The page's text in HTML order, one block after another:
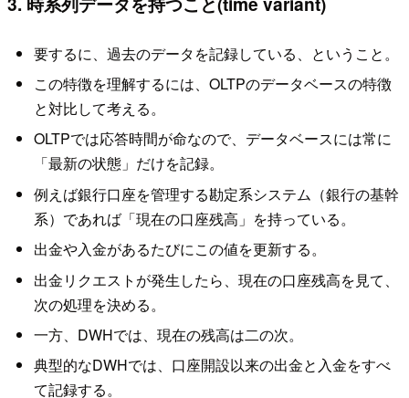
要するに、過去のデータを記録している、ということ。
この特徴を理解するには、OLTPのデータベースの特徴
と対比して考える。
OLTPでは応答時間が命なので、データベースには常に
「最新の状態」だけを記録。
例えば銀行口座を管理する勘定系システム（銀行の基幹
系）であれば「現在の口座残高」を持っている。
出金や入金があるたびにこの値を更新する。
出金リクエストが発生したら、現在の口座残高を見て、
次の処理を決める。
一方、DWHでは、現在の残高は二の次。
典型的なDWHでは、口座開設以来の出金と入金をすべ
て記録する。